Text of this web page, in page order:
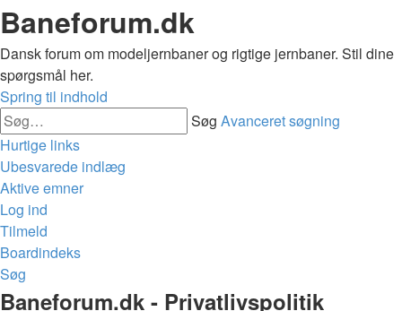
Baneforum.dk
Dansk forum om modeljernbaner og rigtige jernbaner. Stil dine
spørgsmål her.
Spring til indhold
Søg Avanceret søgning
Hurtige links
Ubesvarede indlæg
Aktive emner
Log ind
Tilmeld
Boardindeks
Søg
Baneforum.dk - Privatlivspolitik